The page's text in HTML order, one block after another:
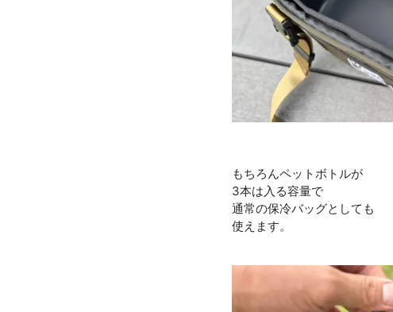
もちろんペットボトルが
3本は入る容量で
通常の保冷バッグとしても
使えます。